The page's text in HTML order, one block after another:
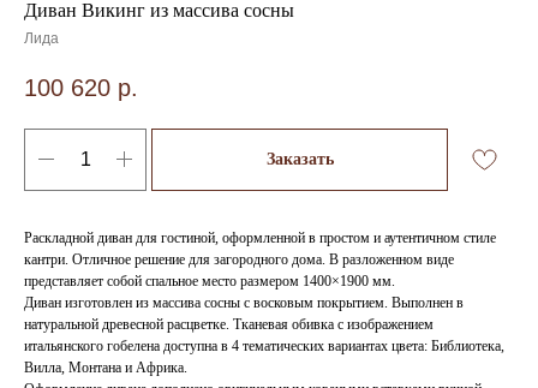
Диван Викинг из массива сосны
Лида
100 620 р.
Заказать
Раскладной диван для гостиной, оформленной в простом и аутентичном стиле
кантри. Отличное решение для загородного дома. В разложенном виде
представляет собой спальное место размером 1400×1900 мм.
Диван изготовлен из массива сосны с восковым покрытием. Выполнен в
натуральной древесной расцветке. Тканевая обивка с изображением
итальянского гобелена доступна в 4 тематических вариантах цвета: Библиотека,
Вилла, Монтана и Африка.